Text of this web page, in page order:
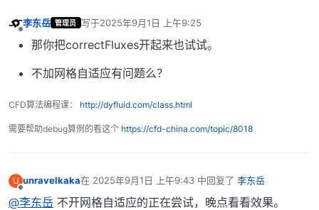
李东岳 管理员 写于2025年9月1日 上午9:25
最后由 编辑
那你把correctFluxes开起来也试试。
不加网格自适应有问题么？
CFD算法编程课： http://dyfluid.com/class.html
需要帮助debug算例的看这个 https://cfd-china.com/topic/8018
U unravelkaka在 2025年9月1日 上午9:43 中回复了 李东岳
最后由 编辑
@李东岳 不开网格自适应的正在尝试，晚点看看效果。